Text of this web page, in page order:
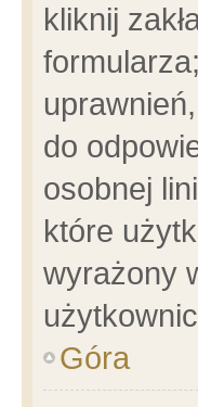
kliknij
do
osobnej
które
wyrażony
Góra